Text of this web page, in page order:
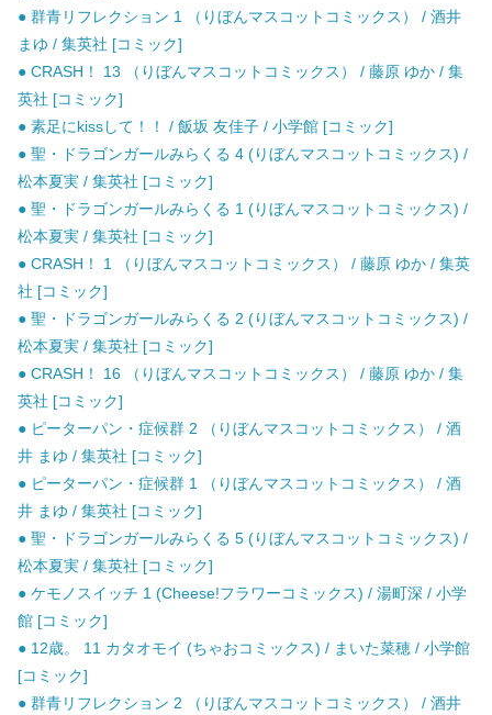
● 群青リフレクション 1 （りぼんマスコットコミックス） / 酒井
まゆ / 集英社 [コミック]
● CRASH！ 13 （りぼんマスコットコミックス） / 藤原 ゆか / 集
英社 [コミック]
● 素足にkissして！！ / 飯坂 友佳子 / 小学館 [コミック]
● 聖・ドラゴンガールみらくる 4 (りぼんマスコットコミックス) /
松本夏実 / 集英社 [コミック]
● 聖・ドラゴンガールみらくる 1 (りぼんマスコットコミックス) /
松本夏実 / 集英社 [コミック]
● CRASH！ 1 （りぼんマスコットコミックス） / 藤原 ゆか / 集英
社 [コミック]
● 聖・ドラゴンガールみらくる 2 (りぼんマスコットコミックス) /
松本夏実 / 集英社 [コミック]
● CRASH！ 16 （りぼんマスコットコミックス） / 藤原 ゆか / 集
英社 [コミック]
● ピーターパン・症候群 2 （りぼんマスコットコミックス） / 酒
井 まゆ / 集英社 [コミック]
● ピーターパン・症候群 1 （りぼんマスコットコミックス） / 酒
井 まゆ / 集英社 [コミック]
● 聖・ドラゴンガールみらくる 5 (りぼんマスコットコミックス) /
松本夏実 / 集英社 [コミック]
● ケモノスイッチ 1 (Cheese!フラワーコミックス) / 湯町深 / 小学
館 [コミック]
● 12歳。 11 カタオモイ (ちゃおコミックス) / まいた菜穂 / 小学館
[コミック]
● 群青リフレクション 2 （りぼんマスコットコミックス） / 酒井